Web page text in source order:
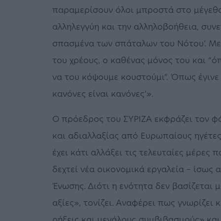
παραμερίσουν όλοι μπροστά στο
αλληλεγγύη και την αλληλοβοήθεια,
σπασμένα των σπάταλων του Νότου’.
του χρέους, ο καθένας μόνος του και
να του κόψουμε κουστούμι”. Όπως
κανόνες είναι κανόνες’».
Ο πρόεδρος του ΣΥΡΙΖΑ εκφράζει τον
και αδιαλλαξίας από Ευρωπαίους
έχει κάτι αλλάξει τις τελευταίες
δεχτεί νέα οικονομικά εργαλεία – ίσως
Ένωσης. Διότι η ενότητα δεν βασίζεται
αξίες», τονίζει. Αναφέρει πως